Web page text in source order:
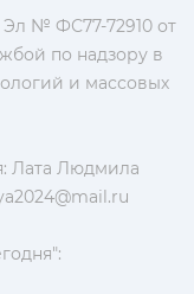
№ ФС77-72910 от
по надзору в
и массовых
Лата Людмила